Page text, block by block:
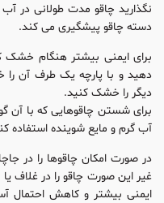
نگذارید چاقو مدت طولانی در
دسته چاقو پیشگیری می کند.
برای ایمنی بیشتر هنگام خشک
دهید و با پارچه یک طرف آن
دیگر را خشک کنید.
برای شستن چاقوهایی که با آن
آب گرم و مایع شوینده استفاده
در صورت امکان چاقوها را در
غیر این صورت چاقو را در غلاف
ایمنی بیشتر و کاهش احتمال